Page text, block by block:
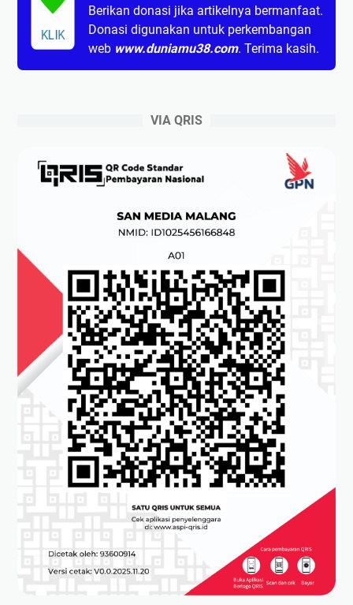
KLIK
Berikan donasi jika artikelnya bermanfaat.
Donasi digunakan untuk perkembangan
web www.duniamu38.com. Terima kasih.
VIA QRIS